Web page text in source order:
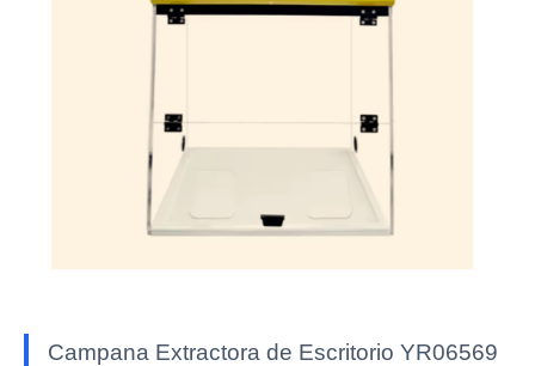
Campana Extractora de Escritorio YR06569